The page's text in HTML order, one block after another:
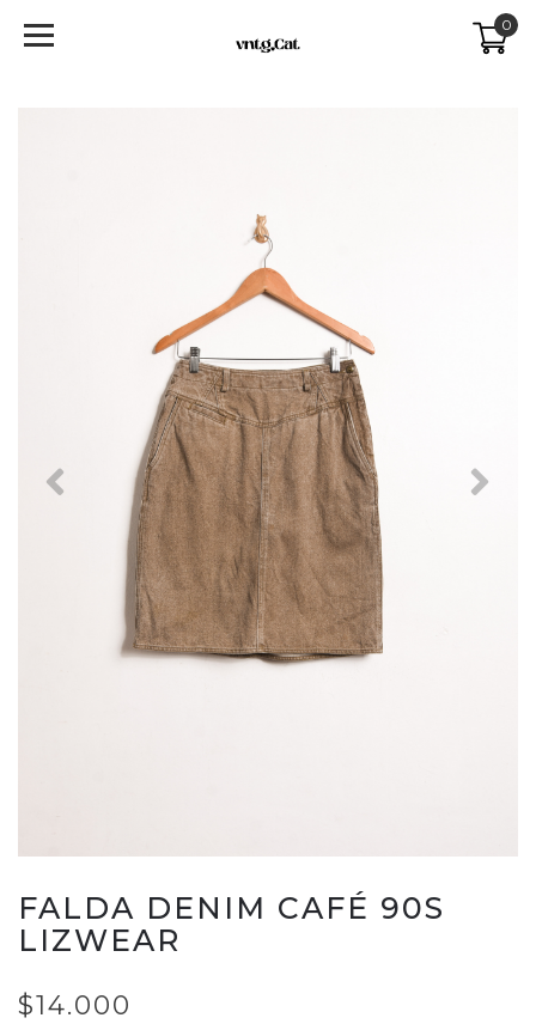
0
Previous Next
FALDA DENIM CAFÉ 90S
LIZWEAR
$14.000